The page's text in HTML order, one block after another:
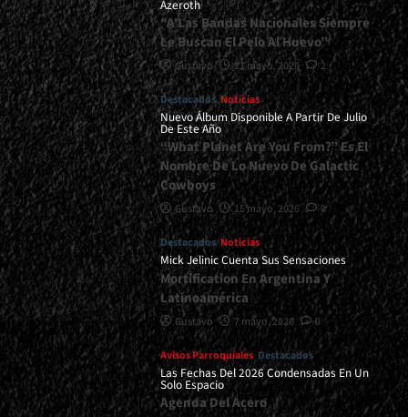
Azeroth
“A Las Bandas Nacionales Siempre
Le Buscan El Pelo Al Huevo”
Gustavo 21 mayo, 2026 2
Destacados Noticias
Nuevo Álbum Disponible A Partir De Julio
De Este Año
“What Planet Are You From?” Es El
Nombre De Lo Nuevo De Galactic
Cowboys
Gustavo 15 mayo, 2026 0
Destacados Noticias
Mick Jelinic Cuenta Sus Sensaciones
Mortification En Argentina Y
Latinoamérica
Gustavo 7 mayo, 2026 0
Avisos Parroquiales Destacados
Las Fechas Del 2026 Condensadas En Un
Solo Espacio
Agenda Del Acero